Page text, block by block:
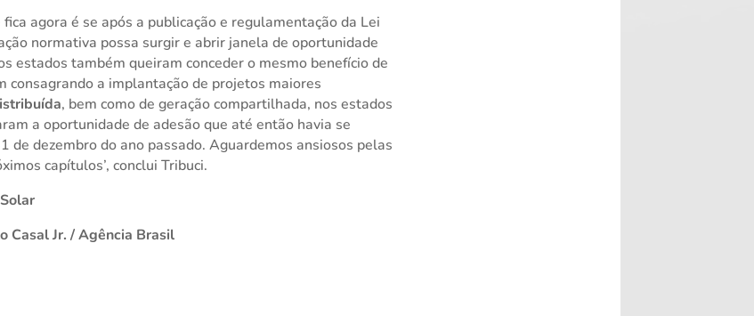
fica agora é se após a publicação e regulamentação da Lei
normativa possa surgir e abrir janela de oportunidade
estados também queiram conceder o mesmo benefício de
consagrando a implantação de projetos maiores
, bem como de geração compartilhada, nos estados
a oportunidade de adesão que até então havia se
de dezembro do ano passado. Aguardemos ansiosos pelas
capítulos’, conclui Tribuci.
Casal Jr. / Agência Brasil